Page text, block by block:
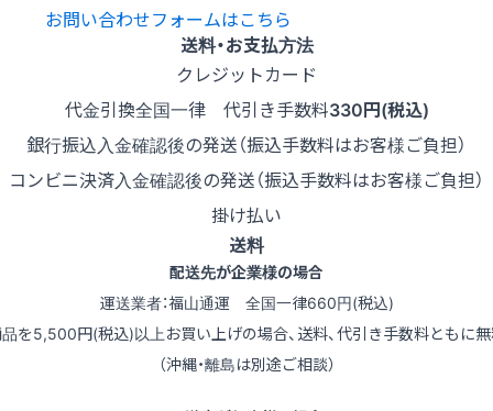
お問い合わせフォームはこちら
送料・お支払方法
クレジットカード
代金引換全国一律 代引き手数料330円(税込)
銀行振込入金確認後の発送（振込手数料はお客様ご負担）
コンビニ決済入金確認後の発送（振込手数料はお客様ご負担）
掛け払い
送料
配送先が企業様の場合
運送業者：福山通運 全国一律660円(税込)
品を5,500円(税込)以上お買い上げの場合、送料、代引き手数料ともに無
（沖縄・離島は別途ご相談）